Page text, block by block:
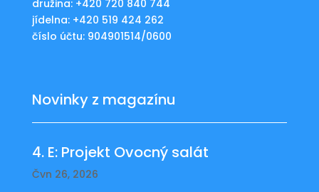
družina: +420 720 840 744
jídelna: +420 519 424 262
číslo účtu: 904901514/0600
Novinky z magazínu
4. E: Projekt Ovocný salát
Čvn 26, 2026